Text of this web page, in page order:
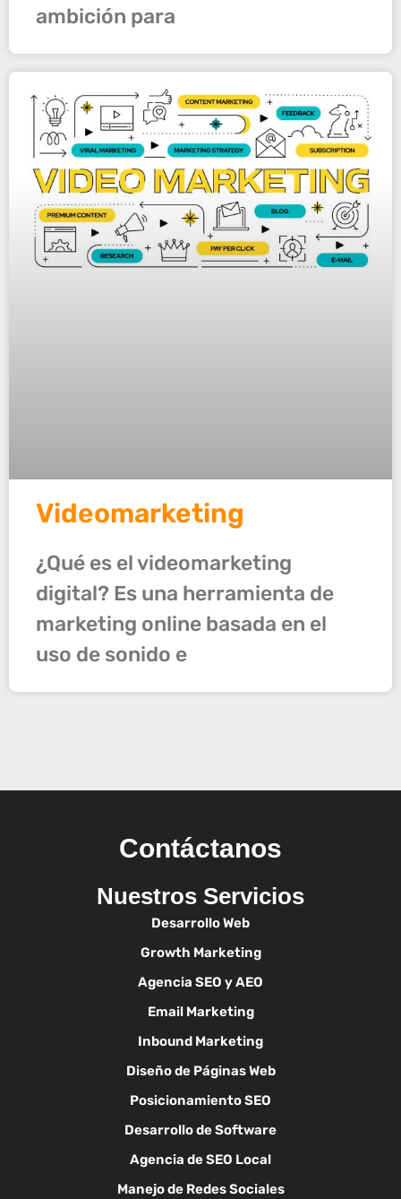
ambición para
Videomarketing
¿Qué es el videomarketing
digital? Es una herramienta de
marketing online basada en el
uso de sonido e
Contáctanos
Nuestros Servicios
Desarrollo Web
Growth Marketing
Agencia SEO y AEO
Email Marketing
Inbound Marketing
Diseño de Páginas Web
Posicionamiento SEO
Desarrollo de Software
Agencia de SEO Local
Manejo de Redes Sociales